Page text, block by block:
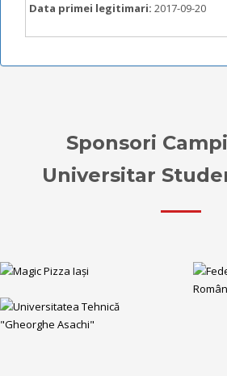
Data primei legitimari: 2017-09-20
Sponsori
Universitar